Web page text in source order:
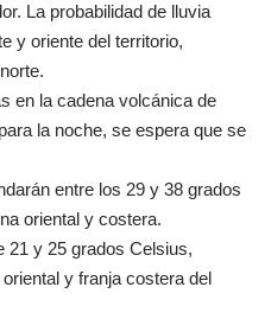
La probabilidad de lluvia
y oriente del territorio,
en la cadena volcánica de
la noche, se espera que se
entre los 29 y 38 grados
oriental y costera.
21 y 25 grados Celsius,
y franja costera del